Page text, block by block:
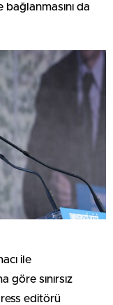
bağlanmasını da
ile
göre sınırsız
editörü